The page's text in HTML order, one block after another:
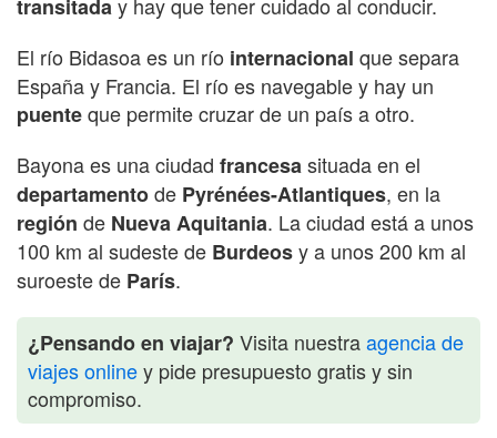
transitada
El río Bidasoa es un río internacional que separa
España y Francia. El río es navegable y hay un
puenteque permite cruzar de un país a otro.
Bayona es una ciudad francesasituada en el
departamentode Pyrénées-Atlantiques, en la
región de Nueva Aquitania. La ciudad está a unos
100 km al sudeste de Burdeosy a unos 200 km al
suroeste de París.
¿Pensando en viajar? Visita nuestraagencia de
viajes onliney pide presupuesto gratis y sin
compromiso.